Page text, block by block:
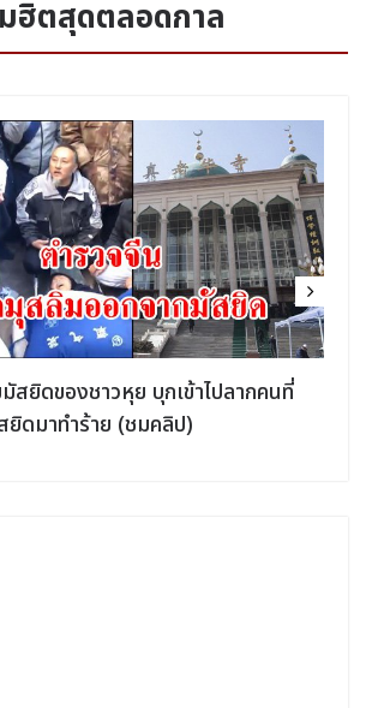
ฮิตสุดตลอดกาล
สยิดของชาวหุย บุกเข้าไปลากคนที่
ยิดมาทำร้าย (ชมคลิป)